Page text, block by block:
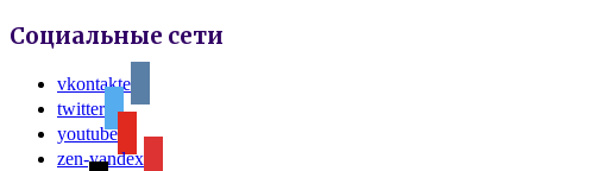
Социальные сети
vkontakte
twitter
youtube
zen-yandex